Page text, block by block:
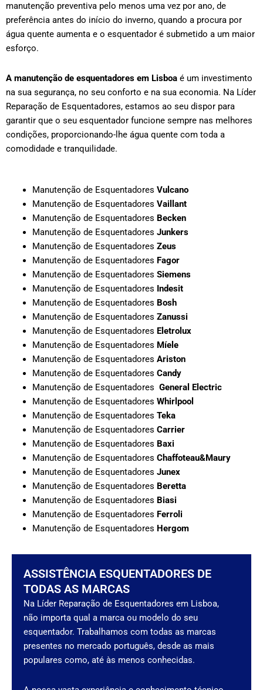
manutenção preventiva pelo menos uma vez por ano, de
preferência antes do início do inverno, quando a procura por
água quente aumenta e o esquentador é submetido a um maior
esforço.
A manutenção de esquentadores em Lisboa é um investimento
na sua segurança, no seu conforto e na sua economia. Na Líder
Reparação de Esquentadores, estamos ao seu dispor para
garantir que o seu esquentador funcione sempre nas melhores
condições, proporcionando-lhe água quente com toda a
comodidade e tranquilidade.
Manutenção de Esquentadores Vulcano
Manutenção de Esquentadores Vaillant
Manutenção de Esquentadores Becken
Manutenção de Esquentadores Junkers
Manutenção de Esquentadores Zeus
Manutenção de Esquentadores Fagor
Manutenção de Esquentadores Siemens
Manutenção de Esquentadores Indesit
Manutenção de Esquentadores Bosh
Manutenção de Esquentadores Zanussi
Manutenção de Esquentadores Eletrolux
Manutenção de Esquentadores Míele
Manutenção de Esquentadores Ariston
Manutenção de Esquentadores Candy
Manutenção de Esquentadores General Electric
Manutenção de Esquentadores Whirlpool
Manutenção de Esquentadores Teka
Manutenção de Esquentadores Carrier
Manutenção de Esquentadores Baxi
Manutenção de Esquentadores Chaffoteau&Maury
Manutenção de Esquentadores Junex
Manutenção de Esquentadores Beretta
Manutenção de Esquentadores Biasi
Manutenção de Esquentadores Ferroli
Manutenção de Esquentadores Hergom
ASSISTÊNCIA ESQUENTADORES DE
TODAS AS MARCAS
Na Líder Reparação de Esquentadores em Lisboa,
não importa qual a marca ou modelo do seu
esquentador. Trabalhamos com todas as marcas
presentes no mercado português, desde as mais
populares como, até às menos conhecidas.